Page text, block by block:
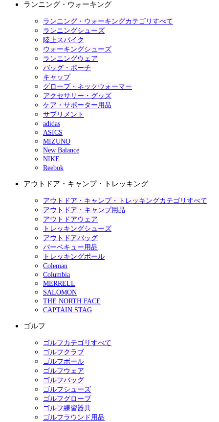
ランニング・ウォーキング
ランニング・ウォーキングカテゴリすべて
ランニングシューズ
陸上スパイク
ウォーキングシューズ
ランニングウェア
バッグ・ポーチ
キャップ
グローブ・ネックウォーマー
アクセサリー・グッズ
ケア・サポーター用品
サプリメント
adidas
ASICS
MIZUNO
New Balance
NIKE
Reebok
アウトドア・キャンプ・トレッキング
アウトドア・キャンプ・トレッキングカテゴリすべて
アウトドア・キャンプ用品
アウトドアウェア
トレッキングシューズ
アウトドアバッグ
バーベキュー用品
トレッキングポール
Coleman
Columbia
MERRELL
SALOMON
THE NORTH FACE
CAPTAIN STAG
ゴルフ
ゴルフカテゴリすべて
ゴルフクラブ
ゴルフボール
ゴルフウェア
ゴルフバッグ
ゴルフシューズ
ゴルフグローブ
ゴルフ練習器具
ゴルフラウンド用品